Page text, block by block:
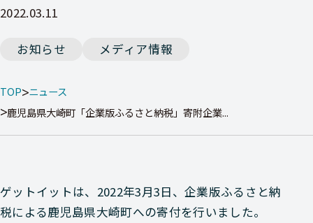
2022.03.11
お知らせ メディア情報
TOP ニュース
鹿児島県大崎町「企業版ふるさと納税」寄附企業...
ゲットイットは、2022年3月3日、企業版ふるさと納
税による鹿児島県大崎町への寄付を行いました。